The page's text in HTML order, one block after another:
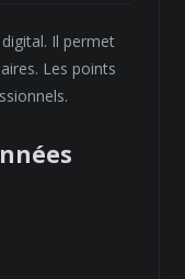
Il permet
Les points